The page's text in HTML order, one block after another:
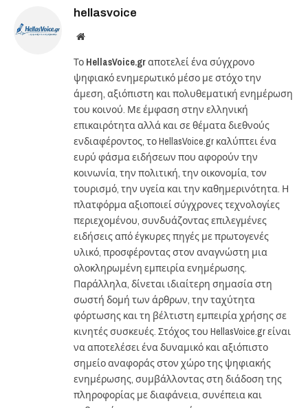
hellasvoice
Website
Το HellasVoice.grαποτελεί ένα σύγχρονο
ψηφιακό ενημερωτικό μέσο με στόχο την
άμεση, αξιόπιστη και πολυθεματική ενημέρωση
του κοινού. Με έμφαση στην ελληνική
επικαιρότητα αλλά και σε θέματα διεθνούς
ενδιαφέροντος, το HellasVoice.gr καλύπτει ένα
ευρύ φάσμα ειδήσεων που αφορούν την
κοινωνία, την πολιτική, την οικονομία, τον
τουρισμό, την υγεία και την καθημερινότητα. Η
πλατφόρμα αξιοποιεί σύγχρονες τεχνολογίες
περιεχομένου, συνδυάζοντας επιλεγμένες
ειδήσεις από έγκυρες πηγές με πρωτογενές
υλικό, προσφέροντας στον αναγνώστη μια
ολοκληρωμένη εμπειρία ενημέρωσης.
Παράλληλα, δίνεται ιδιαίτερη σημασία στη
σωστή δομή των άρθρων, την ταχύτητα
φόρτωσης και τη βέλτιστη εμπειρία χρήσης σε
κινητές συσκευές. Στόχος του HellasVoice.gr είναι
να αποτελέσει ένα δυναμικό και αξιόπιστο
σημείο αναφοράς στον χώρο της ψηφιακής
ενημέρωσης, συμβάλλοντας στη διάδοση της
πληροφορίας με διαφάνεια, συνέπεια και